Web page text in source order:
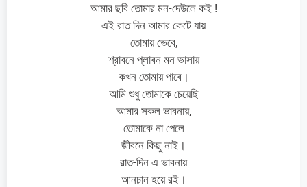
আমার ছবি তোমার মন-দেউলে কই !
এই রাত দিন আমার কেটে যায়
তোমায় ভেবে,
শ্রাবনে প্লাবন মন ভাসায়
কখন তোমায় পাবে।
আমি শুধু তোমাকে চেয়েছি
আমার সকল ভাবনায়,
তোমাকে না পেলে
জীবনে কিছু নাই।
রাত-দিন এ ভাবনায়
আনচান হয়ে রই।